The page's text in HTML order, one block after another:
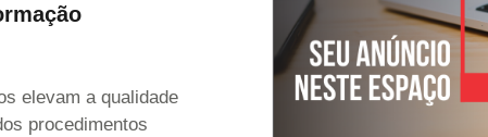
elevam a qualidade
procedimentos